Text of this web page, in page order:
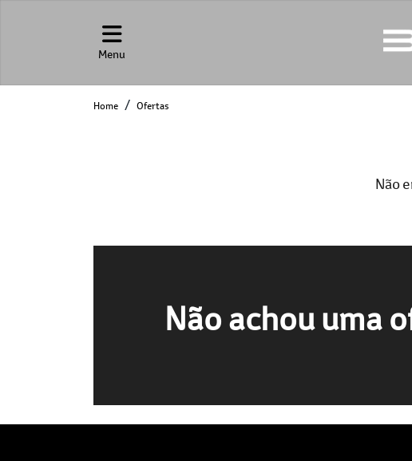
Menu
Home Ofertas
Não
Não achou uma